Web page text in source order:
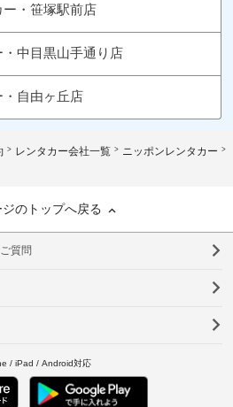
・笹塚駅前店
・中目黒山手通り店
・自由ヶ丘店
レンタカー会社一覧
ニッポンレンタカー
ジのトップへ戻る